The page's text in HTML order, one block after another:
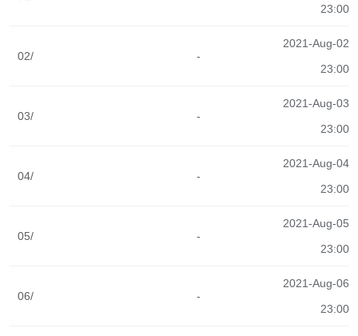
23:00
02/ -
2021-Aug-02
23:00
03/ -
2021-Aug-03
23:00
04/ -
2021-Aug-04
23:00
05/ -
2021-Aug-05
23:00
06/ -
2021-Aug-06
23:00